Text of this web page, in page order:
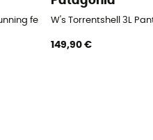
femmeW's Torrentshell 3L
149,90 €